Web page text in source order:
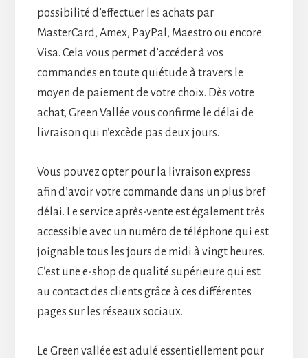
possibilité d’effectuer les achats par
MasterCard, Amex, PayPal, Maestro ou encore
Visa. Cela vous permet d’accéder à vos
commandes en toute quiétude à travers le
moyen de paiement de votre choix. Dès votre
achat, Green Vallée vous confirme le délai de
livraison qui n’excède pas deux jours.
Vous pouvez opter pour la livraison express
afin d’avoir votre commande dans un plus bref
délai. Le service après-vente est également très
accessible avec un numéro de téléphone qui est
joignable tous les jours de midi à vingt heures.
C’est une e-shop de qualité supérieure qui est
au contact des clients grâce à ces différentes
pages sur les réseaux sociaux.
Le Green vallée est adulé essentiellement pour